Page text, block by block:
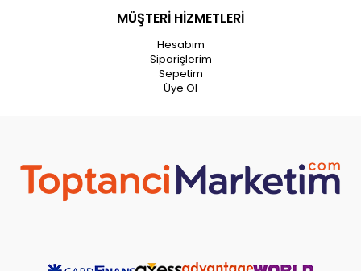
MÜŞTERİ HİZMETLERİ
Hesabım
Siparişlerim
Sepetim
Üye Ol